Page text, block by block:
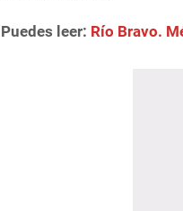
Puedes leer: Río Bravo.